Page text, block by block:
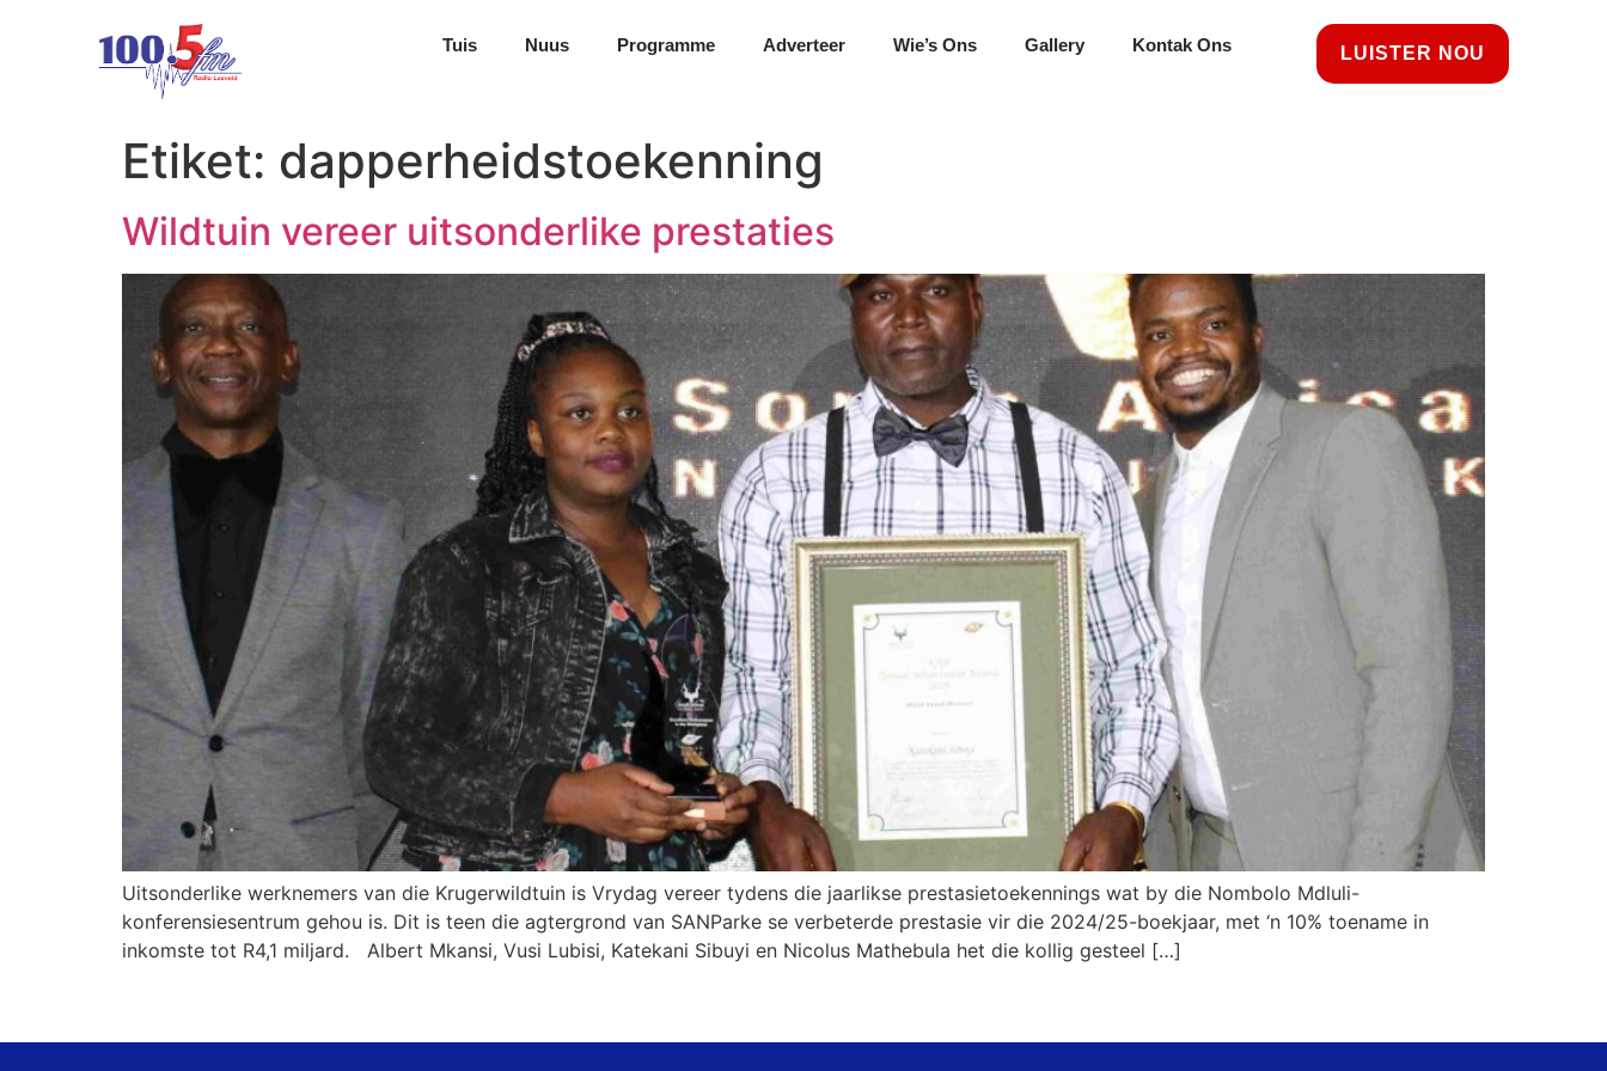
Tuis Nuus Programme Adverteer Wie’s Ons Gallery Kontak Ons LUISTER NOU
Etiket: dapperheidstoekenning
Wildtuin vereer uitsonderlike prestaties
Uitsonderlike werknemers van die Krugerwildtuin is Vrydag vereer tydens die jaarlikse prestasietoekennings wat by die Nombolo Mdluli-
konferensiesentrum gehou is. Dit is teen die agtergrond van SANParke se verbeterde prestasie vir die 2024/25-boekjaar, met ‘n 10% toename in
inkomste tot R4,1 miljard. Albert Mkansi, Vusi Lubisi, Katekani Sibuyi en Nicolus Mathebula het die kollig gesteel […]